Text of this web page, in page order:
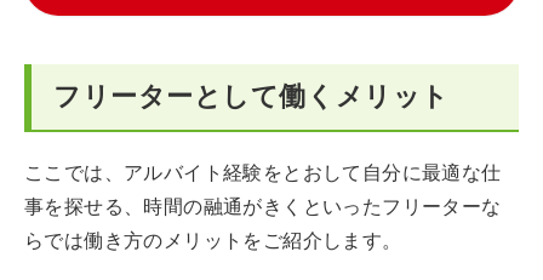
フリーターとして働くメリット
ここでは、アルバイト経験をとおして自分に最適な仕
事を探せる、時間の融通がきくといったフリーターな
らでは働き方のメリットをご紹介します。